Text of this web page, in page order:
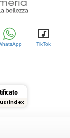
TikTok